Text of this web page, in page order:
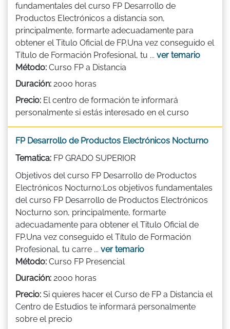
fundamentales del curso FP Desarrollo de
Productos Electrónicos a distancia son,
principalmente, formarte adecuadamente para
obtener el Titulo Oficial de FP.Una vez conseguido el
Título de Formación Profesional, tu ... ver temario
Método: Curso FP a Distancia
Duración: 2000 horas
Precio: El centro de formación te informará
personalmente si estás interesado en el curso
FP Desarrollo de Productos Electrónicos Nocturno
Tematica: FP GRADO SUPERIOR
Objetivos del curso FP Desarrollo de Productos
Electrónicos Nocturno:Los objetivos fundamentales
del curso FP Desarrollo de Productos Electrónicos
Nocturno son, principalmente, formarte
adecuadamente para obtener el Titulo Oficial de
FP.Una vez conseguido el Título de Formación
Profesional, tu carre ... ver temario
Método: Curso FP Presencial
Duración: 2000 horas
Precio: Si quieres hacer el Curso de FP a Distancia el
Centro de Estudios te informará personalmente
sobre el precio